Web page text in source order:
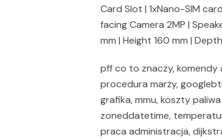
Card Slot | 1xNano-SIM
facing Camera 2MP |
mm | Height 160 mm |
pff co to znaczy,
procedura marży,
grafika, mmu, koszty
zoneddatetime,
praca administracja,